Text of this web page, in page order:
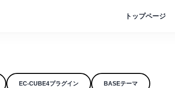
トップページ
EC-CUBE4プラグイン BASEテーマ